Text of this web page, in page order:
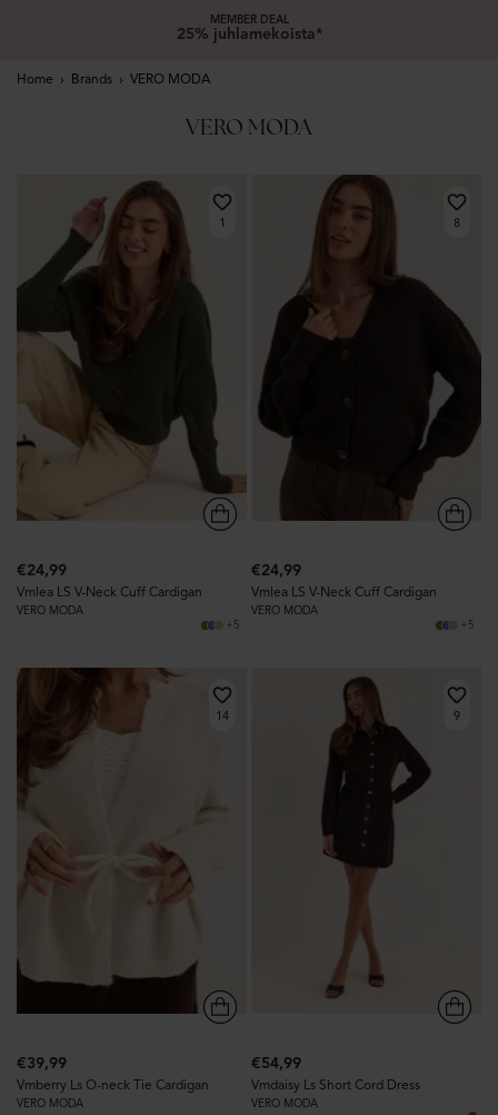
MEMBER DEAL
25% juhlamekoista*
Home › Brands › VERO MODA
VERO MODA
1
€24,99
Vmlea LS V-Neck Cuff Cardigan
VERO MODA
+5
8
€24,99
Vmlea LS V-Neck Cuff Cardigan
VERO MODA
+5
14
€39,99
Vmberry Ls O-neck Tie Cardigan
VERO MODA
9
€54,99
Vmdaisy Ls Short Cord Dress
VERO MODA